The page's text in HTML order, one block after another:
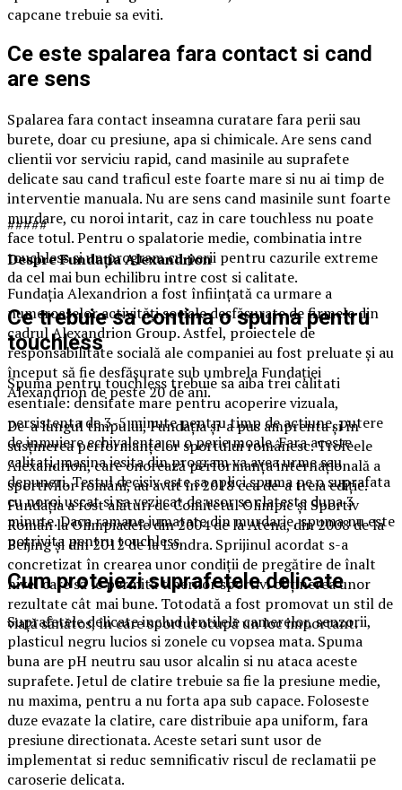
#####
Despre Fundația Alexandrion
Fundația Alexandrion a fost înființată ca urmare a
numeroaselor activităţi sociale desfăşurate de firmele din
cadrul Alexandrion Group. Astfel, proiectele de
responsabilitate socială ale companiei au fost preluate şi au
început să fie desfăşurate sub umbrela Fundaţiei
Alexandrion de peste 20 de ani.
De-a lungul timpului, Fundaţia şi-a pus amprenta și în
susţinerea performanţelor sportului românesc. Trofeele
Alexandrion, care onorează performanța internațională a
sportivilor români, au avut în 2018 cea de-a treia ediție.
Fundația a fost alături de Comitetul Olimpic şi Sportiv
Român la Olimpiadele din 2004 de la Atena, din 2008 de la
Beijing şi din 2012 de la Londra. Sprijinul acordat s-a
concretizat în crearea unor condiţii de pregătire de înalt
nivel care să le permită tinerilor sportivi obţinerea unor
rezultate cât mai bune. Totodată a fost promovat un stil de
viaţă sănătos, în care sportul ocupă un loc important.
capcane trebuie sa eviti.
Ce este spalarea fara contact si cand
are sens
Spalarea fara contact inseamna curatare fara perii sau
burete, doar cu presiune, apa si chimicale. Are sens cand
clientii vor serviciu rapid, cand masinile au suprafete
delicate sau cand traficul este foarte mare si nu ai timp de
interventie manuala. Nu are sens cand masinile sunt foarte
murdare, cu noroi intarit, caz in care touchless nu poate
face totul. Pentru o spalatorie medie, combinatia intre
touchless si un program cu perii pentru cazurile extreme
da cel mai bun echilibru intre cost si calitate.
Ce trebuie sa contina o spuma pentru
touchless
Spuma pentru touchless trebuie sa aiba trei calitati
esentiale: densitate mare pentru acoperire vizuala,
persistenta de 3-5 minute pentru timp de actiune, putere
de inmuiere echivalenta cu o perie moale. Fara aceste
calitati, masina iesita din program va avea urme sau
depuneri. Testul decisiv este sa aplici spuma pe o suprafata
cu noroi uscat si sa vezi cat de usor se clateste dupa 3
minute. Daca ramane jumatate din murdarie, spuma nu este
potrivita pentru touchless.
Cum protejezi suprafetele delicate
Suprafetele delicate includ lentilele camerelor, senzorii,
plasticul negru lucios si zonele cu vopsea mata. Spuma
buna are pH neutru sau usor alcalin si nu ataca aceste
suprafete. Jetul de clatire trebuie sa fie la presiune medie,
nu maxima, pentru a nu forta apa sub capace. Foloseste
duze evazate la clatire, care distribuie apa uniform, fara
presiune directionata. Aceste setari sunt usor de
implementat si reduc semnificativ riscul de reclamatii pe
caroserie delicata.